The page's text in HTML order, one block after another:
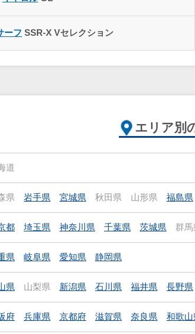
ーフ SSR-X Vセレクション
エリア別
道
県 岩手県 宮城県 秋田県 山形県 福島県
都 埼玉県 神奈川県 千葉県 茨城県 群馬
県 岐阜県 愛知県 静岡県
県 山梨県 新潟県 石川県 福井県 長野県
府 兵庫県 京都府 滋賀県 奈良県 和歌山